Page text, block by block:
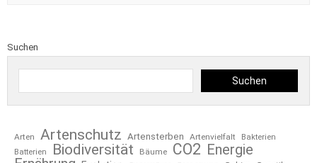
Suchen
Suchen
Arten Artenschutz Artensterben Artenvielfalt
Bakterien
Batterien
Biodiversität Bäume CO2 Energie